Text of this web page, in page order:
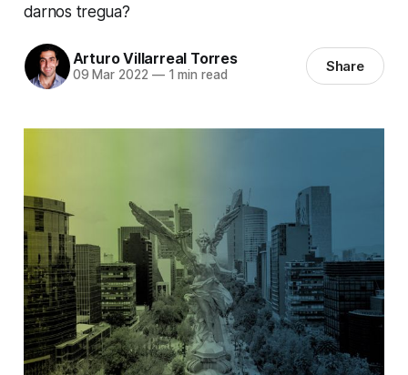
darnos tregua?
Arturo Villarreal Torres
09 Mar 2022 —1 min read Share